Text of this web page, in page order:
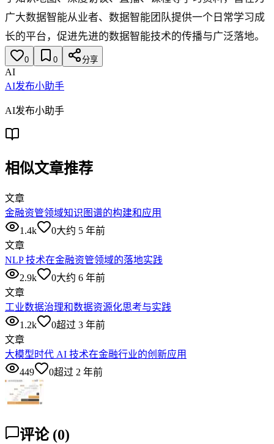
广大数据智能从业者、数据智能团队提供一个日常学习成
长的平台，促进先进的数据智能技术的传播与广泛落地。
0 0 分享
AI
AI发布小助手
AI发布小助手
相似文章推荐
文章
金融资管领域知识图谱的构建和应用
1.4k
0大约 5 年前
文章
NLP 技术在金融资管领域的落地实践
2.9k
0大约 6 年前
文章
工业数据治理和数据资源化思考与实践
1.2k
0超过 3 年前
文章
大模型时代 AI 技术在金融行业的创新应用
449
0超过 2 年前
评论 (0)